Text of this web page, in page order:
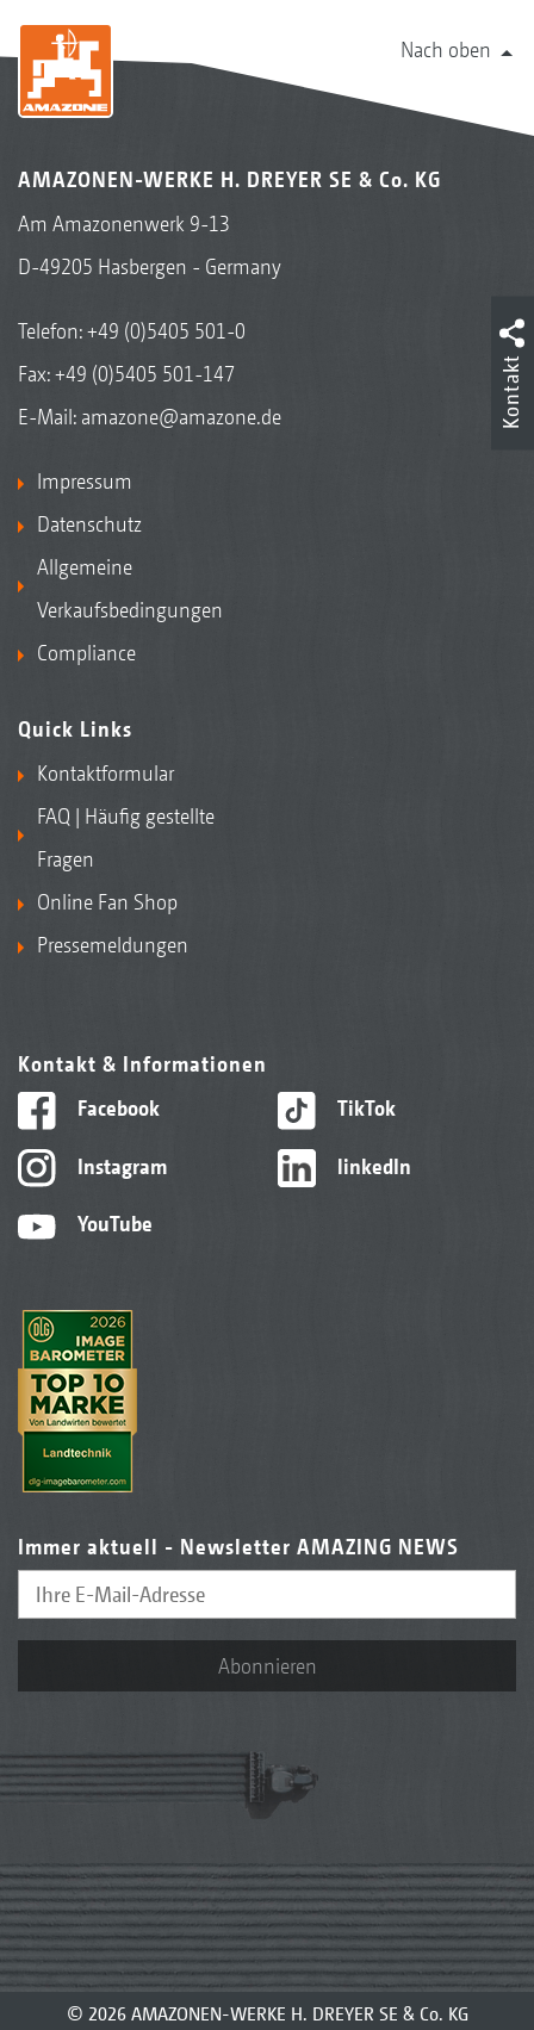
Nach oben
AMAZONEN-WERKE H. DREYER SE & Co. KG
Am Amazonenwerk 9-13
D-49205 Hasbergen - Germany
Telefon:+49 (0)5405 501-0
Fax: +49 (0)5405 501-147
E-Mail: amazone@amazone.de
Impressum
Datenschutz
Allgemeine
Verkaufsbedingungen
Compliance
Quick Links
Kontaktformular
FAQ | Häufig gestellte
Fragen
Online Fan Shop
Pressemeldungen
Kontakt & Informationen
Facebook
Instagram
YouTube
TikTok
linkedIn
Immer aktuell - Newsletter AMAZING NEWS
Abonnieren
© 2026 AMAZONEN-WERKE H. DREYER SE & Co. KG
Kontakt